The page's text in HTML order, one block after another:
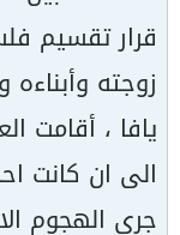
قرار تقسيم
زوجته
جري الهجوم